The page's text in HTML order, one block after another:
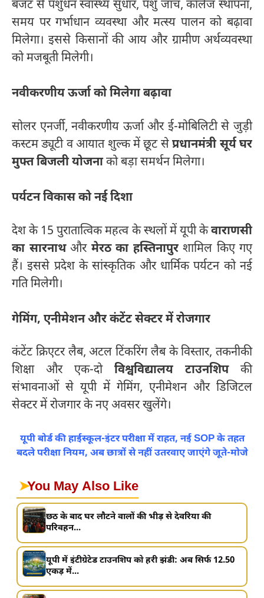
बजट से पशुधन स्वास्थ्य सुधार, पशु जांच, कॉलेज स्थापना,
समय पर गर्भाधान व्यवस्था और मत्स्य पालन को बढ़ावा
मिलेगा। इससे किसानों की आय और ग्रामीण अर्थव्यवस्था
को मजबूती मिलेगी।
नवीकरणीय ऊर्जा को मिलेगा बढ़ावा
सोलर एनर्जी, नवीकरणीय ऊर्जा और ई-मोबिलिटी से जुड़ी
कस्टम ड्यूटी व आयात शुल्क में छूट सेप्रधानमंत्री सूर्य घर
मुफ्त बिजली योजनाको बड़ा समर्थन मिलेगा।
पर्यटन विकास को नई दिशा
देश के 15 पुरातात्विक महत्व के स्थलों में यूपी केवाराणसी
का सारनाथऔर मेरठ का हस्तिनापुरशामिल किए गए
हैं। इससे प्रदेश के सांस्कृतिक और धार्मिक पर्यटन को नई
गति मिलेगी।
गेमिंग, एनीमेशन और कंटेंट सेक्टर में रोजगार
कंटेंट क्रिएटर लैब, अटल टिंकरिंग लैब के विस्तार, तकनीकी
शिक्षा और एक-दो विश्वविद्यालय टाउनशिपकी
संभावनाओं से यूपी में गेमिंग, एनीमेशन और डिजिटल
सेक्टर में रोजगार के नए अवसर खुलेंगे।
यूपी बोर्ड की हाईस्कूल-इंटर परीक्षा में राहत, नई SOP के तहत
बदले परीक्षा नियम, अब छात्रों से नहीं उतरवाए जाएंगे जूते-मोजे
➤You May Also Like
छठ के बाद घर लौटने वालों की भीड़ से देवरिया की
परिवहन...
यूपी में इंटीग्रेटेड टाउनशिप को हरी झंडी: अब सिर्फ 12.50
एकड़ में...